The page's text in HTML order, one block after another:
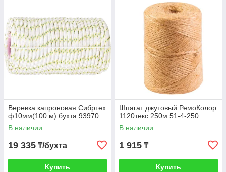
Веревка капроновая Сибртех
ф10мм(100 м) бухта 93970
В наличии
19 335 ₸/бухта
Купить
Шпагат джутовый РемоКолор
1120текс 250м 51-4-250
В наличии
1 915 ₸
Купить